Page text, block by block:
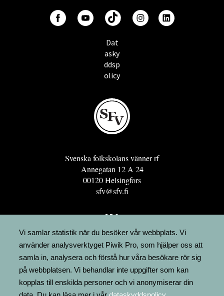
Dat
asky
ddsp
olicy
Svenska folkskolans vänner rf
Annegatan 12 A 24
00120 Helsingfors
sfv@sfv.fi
GRO
FÖRENINGSRESURSEN
MINNESRUNOR.FI
UPPSLAGSVERKET FINLAND
LÄGENHETER
FAKTURERING
Vi samlar statistik när du besöker vår webbplats. Vi
använder analysverktyget Piwik Pro, som hjälper oss att
samla in, analysera och förstå hur våra besökare rör sig
på webbplatsen. Vi behandlar inte uppgifter som kan
kopplas till enskilda personer och vi anonymiserar din